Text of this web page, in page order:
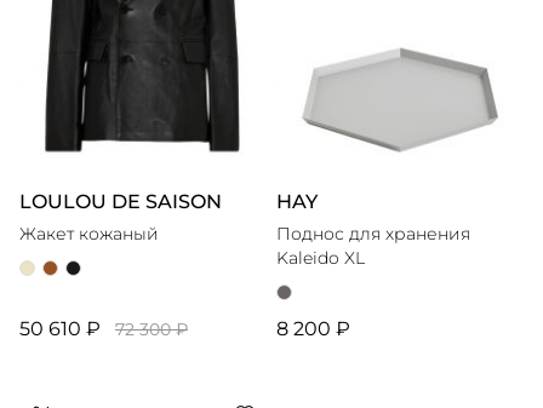
LOULOU DE SAISON
Жакет кожаный
50 610 ₽ 72 300 ₽
HAY
Поднос для хранения
Kaleido XL
8 200 ₽